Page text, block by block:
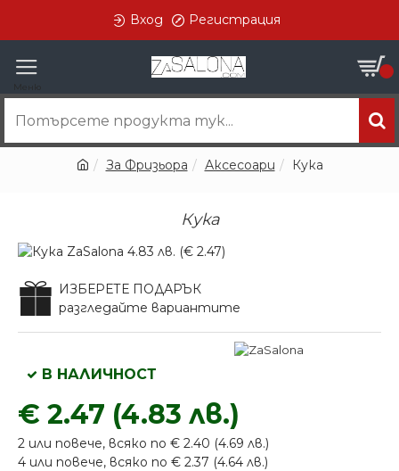
Вход Регистрация
За Фризьора Аксесоари Кука
Кука
ИЗБЕРЕТЕ ПОДАРЪК
разгледайте вариантите
€ 2.47 (4.83 лв.)
2 или повече, всяко по € 2.40 (4.69 лв.)
4 или повече, всяко по € 2.37 (4.64 лв.)
В НАЛИЧНОСТ